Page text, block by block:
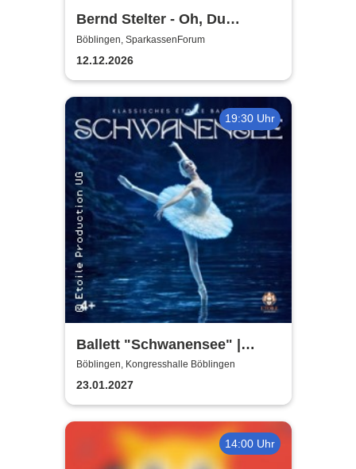
Bernd Stelter - Oh, Du
fröhlicher
Vorweihnachtsabend! 2026
Böblingen, SparkassenForum
12.12.2026
19:30 Uhr
Ballett "Schwanensee" |
Klassisches Etoile Ballett
Böblingen, Kongresshalle Böblingen
23.01.2027
14:00 Uhr